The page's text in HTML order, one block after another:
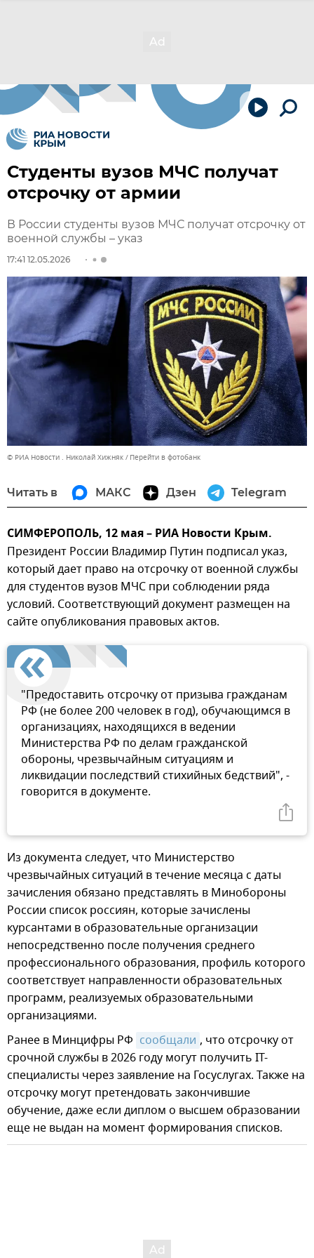
Студенты вузов МЧС получат
отсрочку от армии
В России студенты вузов МЧС получат отсрочку от
военной службы – указ
17:41 12.05.2026
© РИА Новости . Николай Хижняк Перейти в фотобанк
Читать в МАКС Дзен Telegram
СИМФЕРОПОЛЬ, 12 мая – РИА Новости Крым.
Президент России Владимир Путин подписал указ,
который дает право на отсрочку от военной службы
для студентов вузов МЧС при соблюдении ряда
условий. Соответствующий документ размещен на
сайте опубликования правовых актов.
"Предоставить отсрочку от призыва гражданам
РФ (не более 200 человек в год), обучающимся в
организациях, находящихся в ведении
Министерства РФ по делам гражданской
обороны, чрезвычайным ситуациям и
ликвидации последствий стихийных бедствий", -
говорится в документе.
Из документа следует, что Министерство
чрезвычайных ситуаций в течение месяца с даты
зачисления обязано представлять в Минобороны
России список россиян, которые зачислены
курсантами в образовательные организации
непосредственно после получения среднего
профессионального образования, профиль которого
соответствует направленности образовательных
программ, реализуемых образовательными
организациями.
Ранее в Минцифры РФ сообщали , что отсрочку от
срочной службы в 2026 году могут получить IT-
специалисты через заявление на Госуслугах. Также на
отсрочку могут претендовать закончившие
обучение, даже если диплом о высшем образовании
еще не выдан на момент формирования списков.